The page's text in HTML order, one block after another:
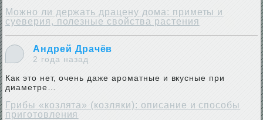
Можно ли держать драцену дома: приметы и
суеверия, полезные свойства растения
Андрей Драчёв
2 года назад
Как это нет, очень даже ароматные и вкусные при
диаметре…
Грибы «козлята» (козляки): описание и способы
приготовления